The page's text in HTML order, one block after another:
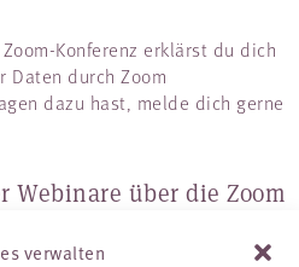
verwalten
Konferenz erklärst du dich
durch Zoom
dazu hast, melde dich gerne
über die Zoom